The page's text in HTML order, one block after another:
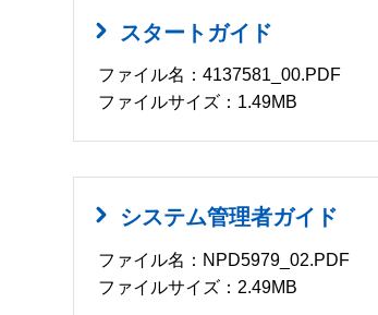
スタートガイド
ファイル名：4137581_00.PDF
ファイルサイズ：1.49MB
システム管理者ガイド
ファイル名：NPD5979_02.PDF
ファイルサイズ：2.49MB